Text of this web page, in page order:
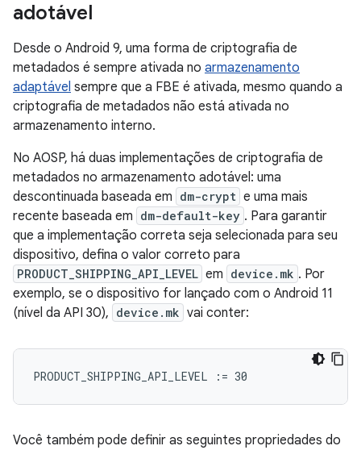
adotável
Desde o Android 9, uma forma de criptografia de
metadados é sempre ativada no armazenamento
adaptável sempre que a FBE é ativada, mesmo quando a
criptografia de metadados não está ativada no
armazenamento interno.
No AOSP, há duas implementações de criptografia de
metadados no armazenamento adotável: uma
descontinuada baseada em dm-crypt e uma mais
recente baseada em dm-default-key . Para garantir
que a implementação correta seja selecionada para seu
dispositivo, defina o valor correto para
PRODUCT_SHIPPING_API_LEVEL em device.mk . Por
exemplo, se o dispositivo for lançado com o Android 11
(nível da API 30), device.mk vai conter:
Você também pode definir as seguintes propriedades do